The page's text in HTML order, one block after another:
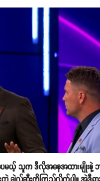
ေမယ့် သူက ဒီလိုအနေအထားမျိုးနဲ့